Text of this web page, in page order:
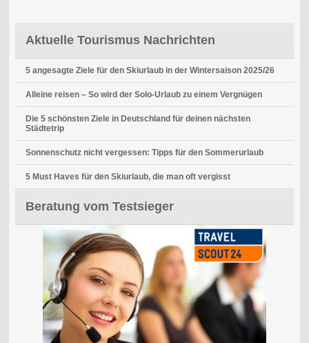
Aktuelle Tourismus Nachrichten
5 angesagte Ziele für den Skiurlaub in der Wintersaison 2025/26
Alleine reisen – So wird der Solo-Urlaub zu einem Vergnügen
Die 5 schönsten Ziele in Deutschland für deinen nächsten
Städtetrip
Sonnenschutz nicht vergessen: Tipps für den Sommerurlaub
5 Must Haves für den Skiurlaub, die man oft vergisst
Beratung vom Testsieger